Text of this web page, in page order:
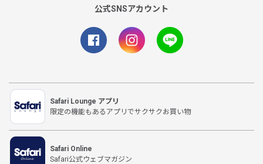
公式SNSアカウント
Safari Lounge アプリ
限定の機能もあるアプリでサクサクお買い物
Safari Online
Safari公式ウェブマガジン